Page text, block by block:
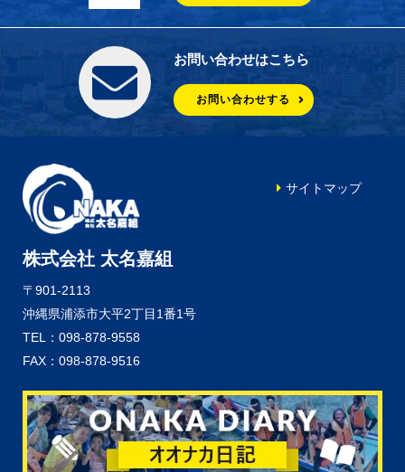
お問い合わせはこちら
お問い合わせする
株式会社 太名嘉組
〒901-2113
沖縄県浦添市大平2丁目1番1号
TEL：098-878-9558
FAX：098-878-9516
サイトマップ